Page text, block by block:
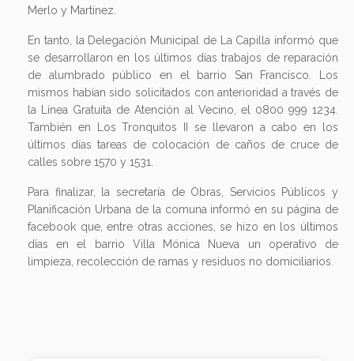
Merlo y Martínez.
En tanto, la Delegación Municipal de La Capilla informó que
se desarrollaron en los últimos días trabajos de reparación
de alumbrado público en el barrio San Francisco. Los
mismos habían sido solicitados con anterioridad a través de
la Línea Gratuita de Atención al Vecino, el 0800 999 1234.
También en Los Tronquitos II se llevaron a cabo en los
últimos días tareas de colocación de caños de cruce de
calles sobre 1570 y 1531.
Para finalizar, la secretaría de Obras, Servicios Públicos y
Planificación Urbana de la comuna informó en su página de
facebook que, entre otras acciones, se hizo en los últimos
días en el barrio Villa Mónica Nueva un operativo de
limpieza, recolección de ramas y residuos no domiciliarios.